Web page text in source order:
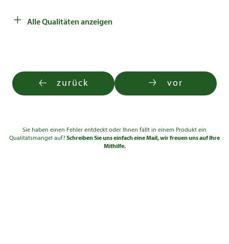
+ Alle Qualitäten anzeigen
zurück vor
Sie haben einen Fehler entdeckt oder Ihnen fällt in einem Produkt ein
Qualitätsmangel auf?Schreiben Sie uns einfach eine Mail, wir freuen uns auf Ihre
Mithilfe.